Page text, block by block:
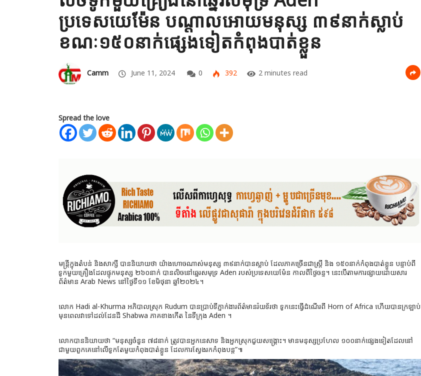
ប្រទេសយេម៉ែន បណ្តាលអោយមនុស្ស ៣៩នាក់ស្លាប់
ខណៈ១៥០នាក់ផ្សេងទៀតកំពុងបាត់ខ្លួន
Camm June 11, 2024 0 392 2 minutes read
Spread the love
មន្ត្រីក្នុងតំបន់ និងសាក្សី បាននិយាយថា យ៉ាងហោចណាស់មនុស្ស ៣៩នាក់បានស្លាប់ ដែលភាគច្រើនជាស្ត្រី និង ១៥០នាក់កំពុងបាត់ខ្លួន បន្ទាប់ពី
ទូកមួយគ្រឿងដែលផ្ទុកមនុស្ស ២៦០នាក់ បានលិចនៅឆ្នេរសមុទ្រ Aden របស់ប្រទេសយេម៉ែន កាលពីថ្ងៃចន្ទ។ នេះបើតាមការផ្សាយដោយសារ
ព័ត៌មាន Arab News នៅថ្ងៃទី១១ ខែមិថុនា ឆ្នាំ២០២៤។
លោក Hadi al-Khurma អភិបាលស្រុក Rudum បានប្រាប់ទីភ្នាក់ងារព័ត៌មានរ៉យទ័រថា ទូកនេះធ្វើដំណើរពី Horn of Africa ហើយបានក្រឡាប់
មុនពេលវាទៅដល់ដែនដី Shabwa ភាគខាងកើត នៃទីក្រុង Aden ។
លោកបាននិយាយថា “មនុស្សចំនួន ៧៨នាក់ ត្រូវបានអ្នកនេសាទ និងអ្នកស្រុកជួយសង្រ្គោះ។ មានមនុស្សប្រហែល ១០០នាក់ផ្សេងទៀតដែលនៅ
ជាមួយពួកគេនៅលើទូកតែមួយកំពុងបាត់ខ្លួន ដែលការស្វែងរកកំពុងបន្ត”៕